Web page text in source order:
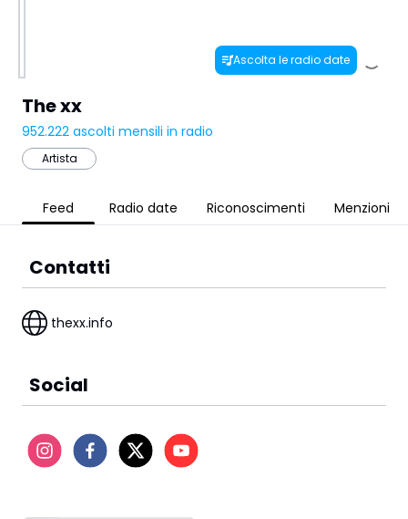
Ascolta le radio date
The xx
952.222 ascolti mensili in radio
Artista
Feed Radio date Riconoscimenti Menzioni
Contatti
thexx.info
Social